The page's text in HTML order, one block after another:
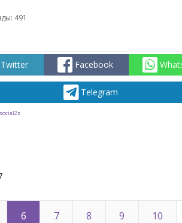
491
Twitter Facebook
Telegram
social2s
6 7 8 9 10